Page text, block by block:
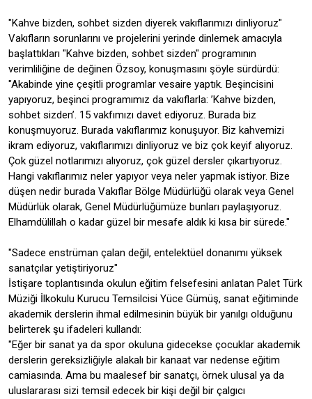
"Kahve bizden, sohbet sizden diyerek vakıflarımızı dinliyoruz"
Vakıfların sorunlarını ve projelerini yerinde dinlemek amacıyla
başlattıkları "Kahve bizden, sohbet sizden" programının
verimliliğine de değinen Özsoy, konuşmasını şöyle sürdürdü:
"Akabinde yine çeşitli programlar vesaire yaptık. Beşincisini
yapıyoruz, beşinci programımız da vakıflarla: ’Kahve bizden,
sohbet sizden’. 15 vakfımızı davet ediyoruz. Burada biz
konuşmuyoruz. Burada vakıflarımız konuşuyor. Biz kahvemizi
ikram ediyoruz, vakıflarımızı dinliyoruz ve biz çok keyif alıyoruz.
Çok güzel notlarımızı alıyoruz, çok güzel dersler çıkartıyoruz.
Hangi vakıflarımız neler yapıyor veya neler yapmak istiyor. Bize
düşen nedir burada Vakıflar Bölge Müdürlüğü olarak veya Genel
Müdürlük olarak, Genel Müdürlüğümüze bunları paylaşıyoruz.
Elhamdülillah o kadar güzel bir mesafe aldık ki kısa bir sürede."
"Sadece enstrüman çalan değil, entelektüel donanımı yüksek
sanatçılar yetiştiriyoruz"
İstişare toplantısında okulun eğitim felsefesini anlatan Palet Türk
Müziği İlkokulu Kurucu Temsilcisi Yüce Gümüş, sanat eğitiminde
akademik derslerin ihmal edilmesinin büyük bir yanılgı olduğunu
belirterek şu ifadeleri kullandı:
"Eğer bir sanat ya da spor okuluna gidecekse çocuklar akademik
derslerin gereksizliğiyle alakalı bir kanaat var nedense eğitim
camiasında. Ama bu maalesef bir sanatçı, örnek ulusal ya da
uluslararası sizi temsil edecek bir kişi değil bir çalgıcı